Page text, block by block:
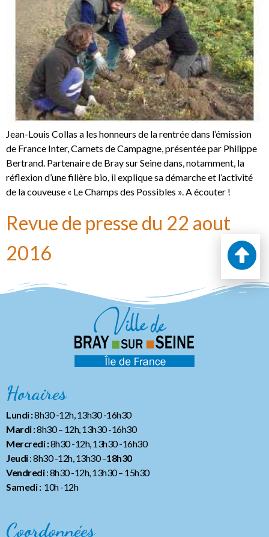
Jean-Louis Collas a les honneurs de la rentrée dans l’émission
de France Inter, Carnets de Campagne, présentée par Philippe
Bertrand. Partenaire de Bray sur Seine dans, notamment, la
réflexion d’une filière bio, il explique sa démarche et l’activité
de la couveuse « Le Champs des Possibles ». A écouter !
Revue de presse du 22 aout
2016
Horaires
Lundi :8h30 -12h, 13h30 -16h30
Mardi :8h30 – 12h, 13h30 -16h30
Mercredi :8h30 -12h, 13h30 -16h30
Jeudi: 8h30 -12h, 13h30 –18h30
Vendredi: 8h30 -12h, 13h30– 15h30
Samedi :10h -12h
Coordonnées